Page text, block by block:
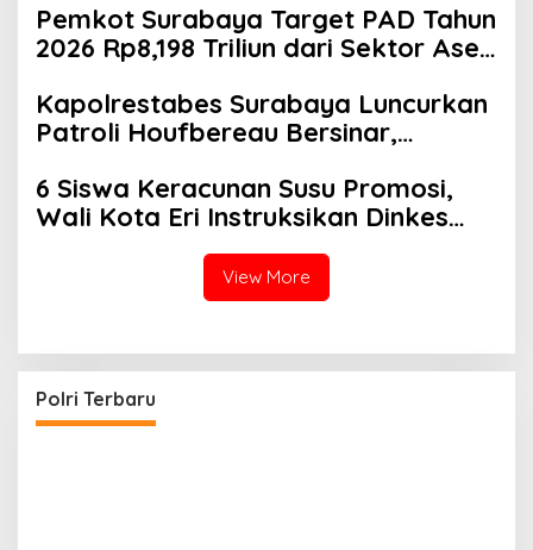
Pemkot Surabaya Target PAD Tahun
2026 Rp8,198 Triliun dari Sektor Aset
Kapolrestabes Surabaya Luncurkan
Patroli Houfbereau Bersinar,
6 Siswa Keracunan Susu Promosi,
Wali Kota Eri Instruksikan Dinkes
View More
Polri Terbaru
Penegakan Hukum Internasional Bersama FBI
Hadapi Kejahatan Modern
Di POLRI | Juli 24, 2026